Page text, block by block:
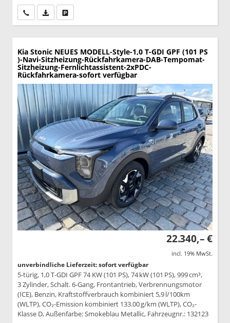
Wir rufen Sie anPDF-Datei, Fahrzeugexposé drucken
Kia Stonic NEUES MODELL-Style-1,0 T-GDI GPF (101 PS
)-Navi-Sitzheizung-Rückfahrkamera-DAB-Tempomat-
Sitzheizung-Fernlichtassistent-2xPDC-
Rückfahrkamera-sofort verfügbar
22.340,– €
incl. 19% MwSt.
unverbindliche Lieferzeit: sofort verfügbar
5-türig, 1,0 T-GDI GPF 74 KW (101 PS), 74 kW (101 PS), 999 cm³,
3 Zylinder, Schalt. 6-Gang, Frontantrieb, Verbrennungsmotor
(ICE), Benzin, Kraftstoffverbrauch kombiniert 5,9 l/100km
(WLTP), CO₂-Emission kombiniert 133.00 g/km (WLTP), CO₂-
Klasse D, Außenfarbe: Smokeblau Metallic, Fahrzeugnr.: 132123